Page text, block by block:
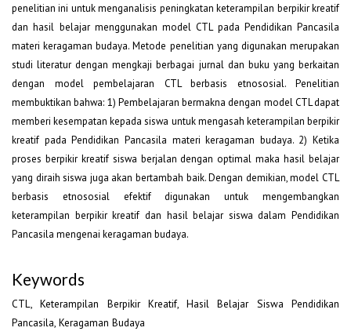
penelitian ini untuk menganalisis peningkatan keterampilan berpikir kreatif
dan hasil belajar menggunakan model CTL pada Pendidikan Pancasila
materi keragaman budaya. Metode penelitian yang digunakan merupakan
studi literatur dengan mengkaji berbagai jurnal dan buku yang berkaitan
dengan model pembelajaran CTL berbasis etnososial. Penelitian
membuktikan bahwa: 1) Pembelajaran bermakna dengan model CTL dapat
memberi kesempatan kepada siswa untuk mengasah keterampilan berpikir
kreatif pada Pendidikan Pancasila materi keragaman budaya. 2) Ketika
proses berpikir kreatif siswa berjalan dengan optimal maka hasil belajar
yang diraih siswa juga akan bertambah baik. Dengan demikian, model CTL
berbasis etnososial efektif digunakan untuk mengembangkan
keterampilan berpikir kreatif dan hasil belajar siswa dalam Pendidikan
Pancasila mengenai keragaman budaya.
Keywords
CTL, Keterampilan Berpikir Kreatif, Hasil Belajar Siswa Pendidikan
Pancasila, Keragaman Budaya